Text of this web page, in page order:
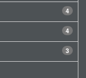
4
4
3